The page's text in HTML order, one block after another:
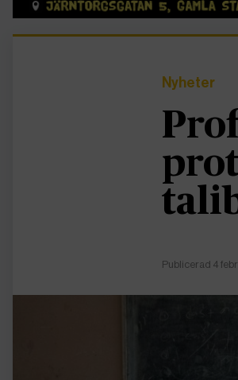
Nyheter
Publicerad 4